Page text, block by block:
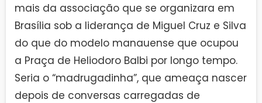
mais da associação que se organizara em
Brasília sob a liderança de Miguel Cruz e Silva
do que do modelo manauense que ocupou
a Praça de Heliodoro Balbi por longo tempo.
Seria o “madrugadinha”, que ameaça nascer
depois de conversas carregadas de